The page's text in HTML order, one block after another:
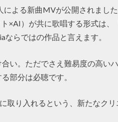
よる新曲MVが公開されました
×AI）が共に歌唱する形式は
らではの作品と言えます。
い。ただでさえ難易度の高い
部分は必聴です。
取り入れるという、新たなク